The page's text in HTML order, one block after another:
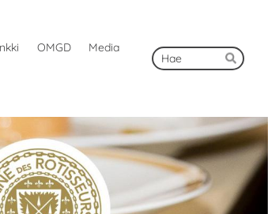
OMGD
Media
Haku
Hae